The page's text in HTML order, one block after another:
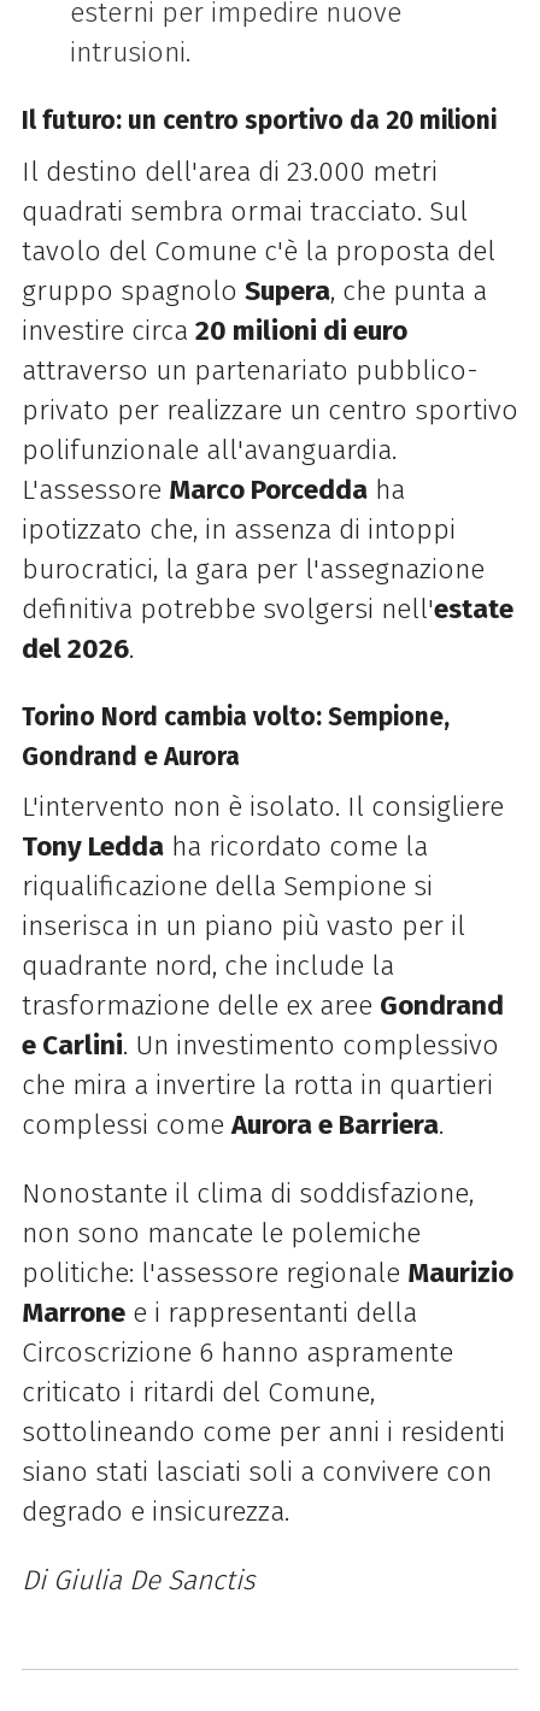
esterni per impedire nuove
intrusioni.
Il futuro: un centro sportivo da 20 milioni
Il destino dell'area di 23.000 metri
quadrati sembra ormai tracciato. Sul
tavolo del Comune c'è la proposta del
gruppo spagnolo Supera, che punta a
investire circa 20 milioni di euro
attraverso un partenariato pubblico-
privato per realizzare un centro sportivo
polifunzionale all'avanguardia.
L'assessore Marco Porceddaha
ipotizzato che, in assenza di intoppi
burocratici, la gara per l'assegnazione
definitiva potrebbe svolgersi nell'estate
del 2026.
Torino Nord cambia volto: Sempione,
Gondrand e Aurora
L'intervento non è isolato. Il consigliere
Tony Leddaha ricordato come la
riqualificazione della Sempione si
inserisca in un piano più vasto per il
quadrante nord, che include la
trasformazione delle ex aree Gondrand
e Carlini. Un investimento complessivo
che mira a invertire la rotta in quartieri
complessi comeAurora e Barriera.
Nonostante il clima di soddisfazione,
non sono mancate le polemiche
politiche: l'assessore regionale Maurizio
Marronee i rappresentanti della
Circoscrizione 6 hanno aspramente
criticato i ritardi del Comune,
sottolineando come per anni i residenti
siano stati lasciati soli a convivere con
degrado e insicurezza.
Di Giulia De Sanctis